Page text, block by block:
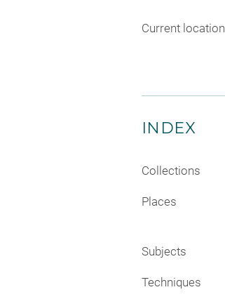
Current location
INDEX
Collections
Places
Subjects
Techniques